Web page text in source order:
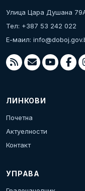
Улица Цара Душана
Тел: +387 53 242 022
Е-маил:
ЛИНКОВИ
Почетна
Актуелности
Контакт
УПРАВА